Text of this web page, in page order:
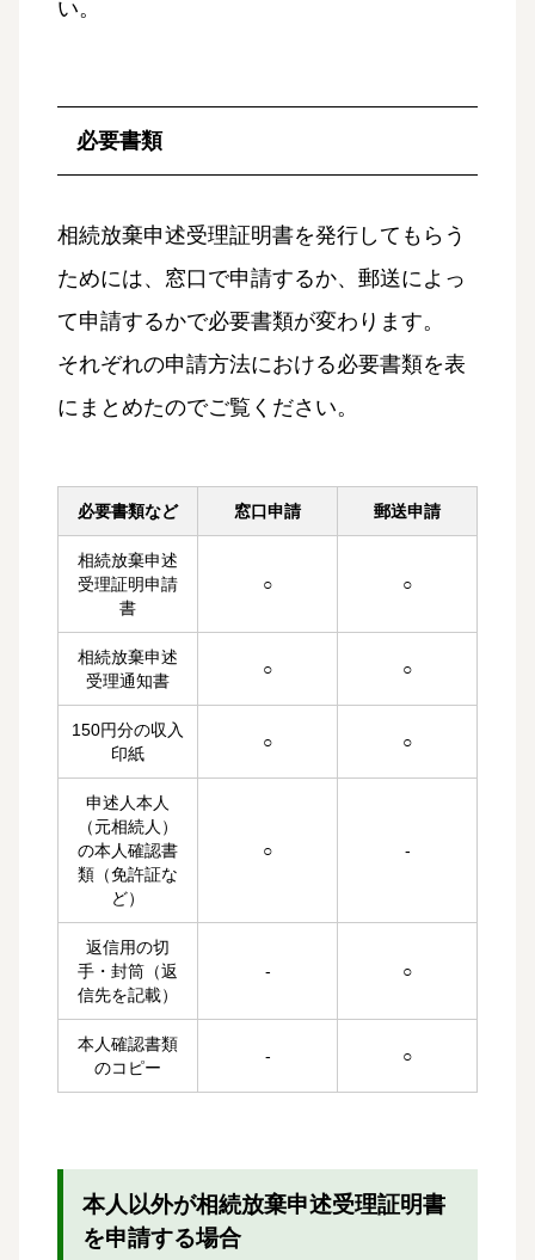
い。
必要書類
相続放棄申述受理証明書を発行してもらう
ためには、窓口で申請するか、郵送によっ
て申請するかで必要書類が変わります。
それぞれの申請方法における必要書類を表
にまとめたのでご覧ください。
必要書類など 窓口申請 郵送申請
相続放棄申述
受理証明申請
書
○ ○
相続放棄申述
受理通知書
○ ○
150円分の収入
印紙
○ ○
申述人本人
（元相続人）
の本人確認書
類（免許証な
ど）
○ ‐
返信用の切
手・封筒（返
信先を記載）
‐ ○
本人確認書類
のコピー
‐ ○
本人以外が相続放棄申述受理証明書
を申請する場合